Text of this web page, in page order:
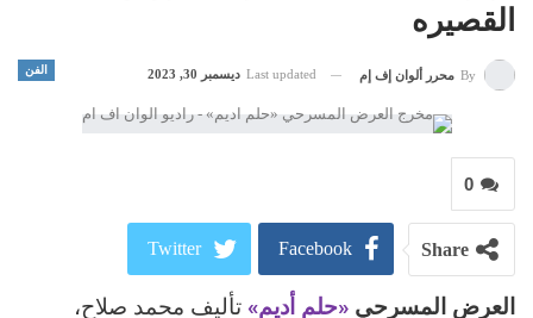
القصيره
الفن By محرر ألوان إف إم Last updated ديسمبر 30, 2023
0
Share
Facebook
Twitter
Google+
ReddIt العرض المسرحي «حلم أديم» تأليف محمد صلاح،